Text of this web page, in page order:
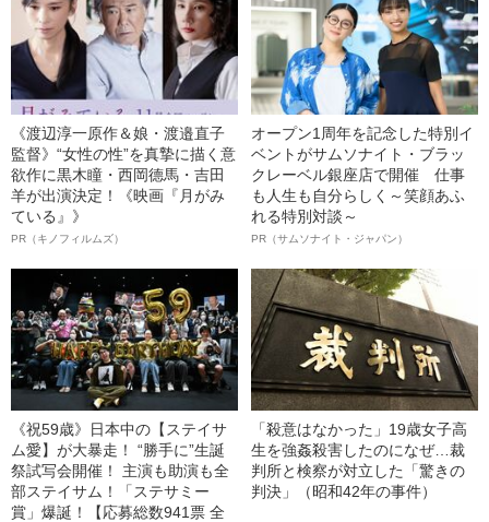
《渡辺淳一原作＆娘・渡邉直子
監督》“女性の性”を真摯に描く意
欲作に黒木瞳・西岡德馬・吉田
羊が出演決定！《映画『月がみ
ている』》
PR（キノフィルムズ）
オープン1周年を記念した特別イ
ベントがサムソナイト・ブラッ
クレーベル銀座店で開催 仕事
も人生も自分らしく～笑顔あふ
れる特別対談～
PR（サムソナイト・ジャパン）
《祝59歳》日本中の【ステイサ
ム愛】が大暴走！ “勝手に”生誕
祭試写会開催！ 主演も助演も全
部ステイサム！「ステサミー
賞」爆誕！【応募総数941票 全
「殺意はなかった」19歳女子高
生を強姦殺害したのになぜ…裁
判所と検察が対立した「驚きの
判決」（昭和42年の事件）